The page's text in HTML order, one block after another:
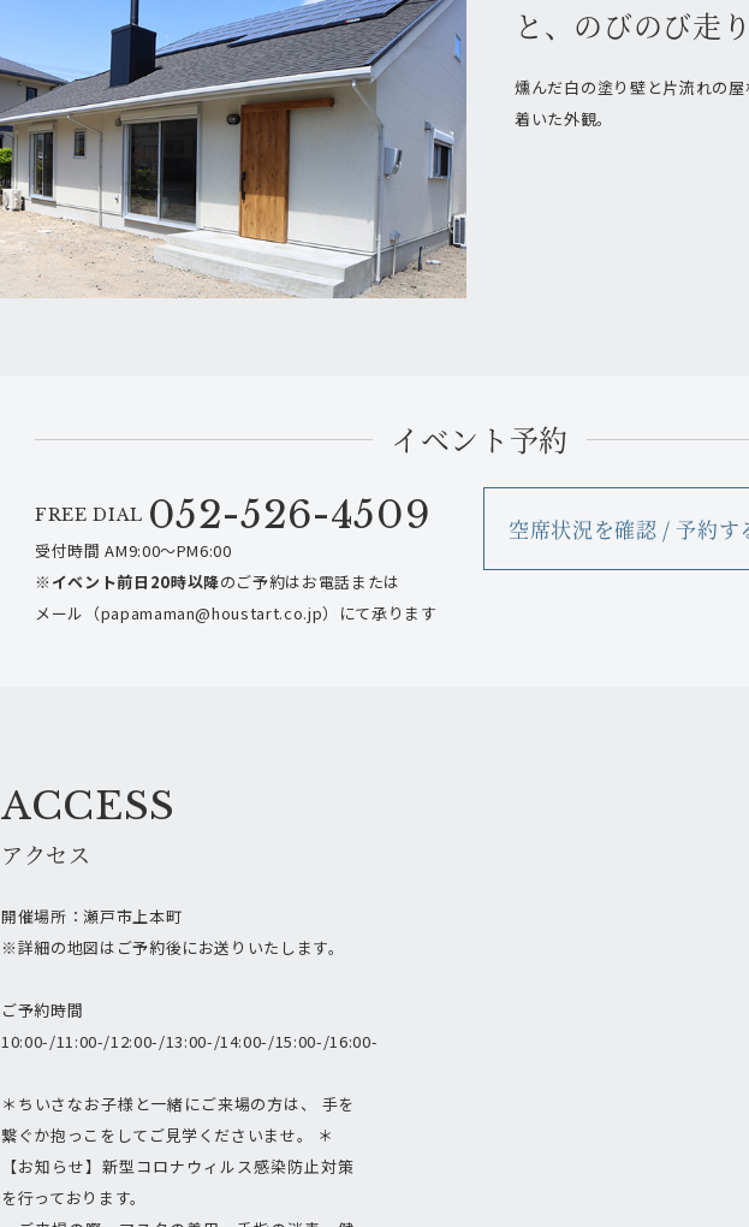
と、のびのび走
燻んだ白の塗り壁と片流れの
着いた外観。
イベント予約
FREE DIAL 052-526-4509
受付時間 AM9:00～PM6:00
※イベント前日20時以降のご予約はお電話または
メール（papamaman@houstart.co.jp）にて承ります
空席状況を確認 / 予約す
ACCESS
アクセス
開催場所：瀬戸市上本町
※詳細の地図はご予約後にお送りいたします。
ご予約時間
10:00-/11:00-/12:00-/13:00-/14:00-/15:00-/16:00-
＊ちいさなお子様と一緒にご来場の方は、 手を
繋ぐか抱っこをしてご見学くださいませ。 ＊
【お知らせ】新型コロナウィルス感染防止対策
を行っております。